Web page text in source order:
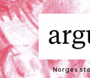
Norges